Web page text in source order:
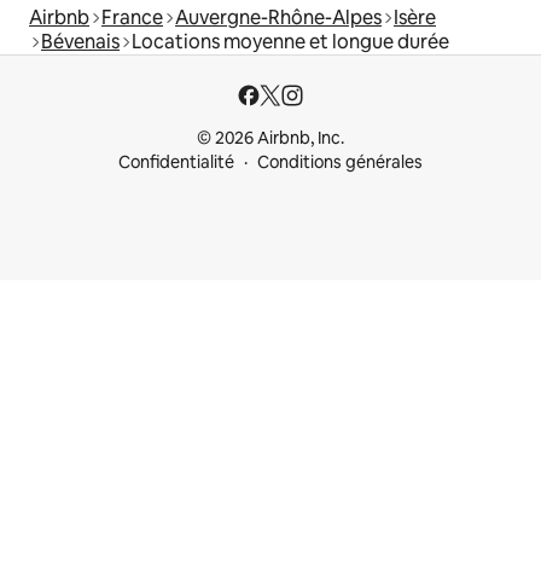
Airbnb France Auvergne-Rhône-Alpes Isère
Bévenais Locations moyenne et longue durée
© 2026 Airbnb, Inc.
Confidentialité
Conditions générales